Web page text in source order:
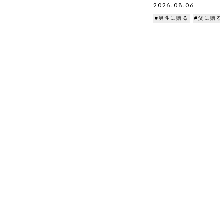
2026.08.06
#男性に贈る #父に贈